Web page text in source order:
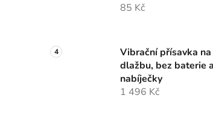
85 Kč
Vibrační přísavka na
dlažbu, bez baterie a
nabíječky
1 496 Kč